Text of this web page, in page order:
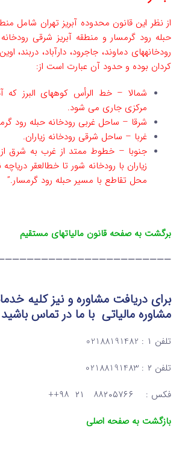
از نظر این قانون محدوده آبریز تهران شامل
حبله رود گرمسار و منطقه آبریز شرقی
رودخانه­های دماوند، جاجرود، دارآباد، دربند،
کردان بوده و حدود آن عبارت است از:
شمالا – خط الرأس کوههای البرز که
مرکزی جاری می شود.
شرقا – ساحل غربی رودخانه حبله رود
غربا – ساحل شرقی رودخانه زیاران.
جنوبا – خطوط ممتد از غرب به شرق
زیاران با رودخانه شور تا خط­العقر
محل تقاطع با مسیر حبله رود گرمسار.”
برگشت به صفحه قانون مالیاتهای مستقیم
برای دریافت مشاوره و نیز کلیه
مشاوره مالیاتیبا ما در تماس
تلفن ۱ : 02188191482
تلفن ۲ : 02188191483
فکس : ۸۸۲۰۵۷۶۶ ۲۱ ۹۸++
بازگشت به صفحه اصلی